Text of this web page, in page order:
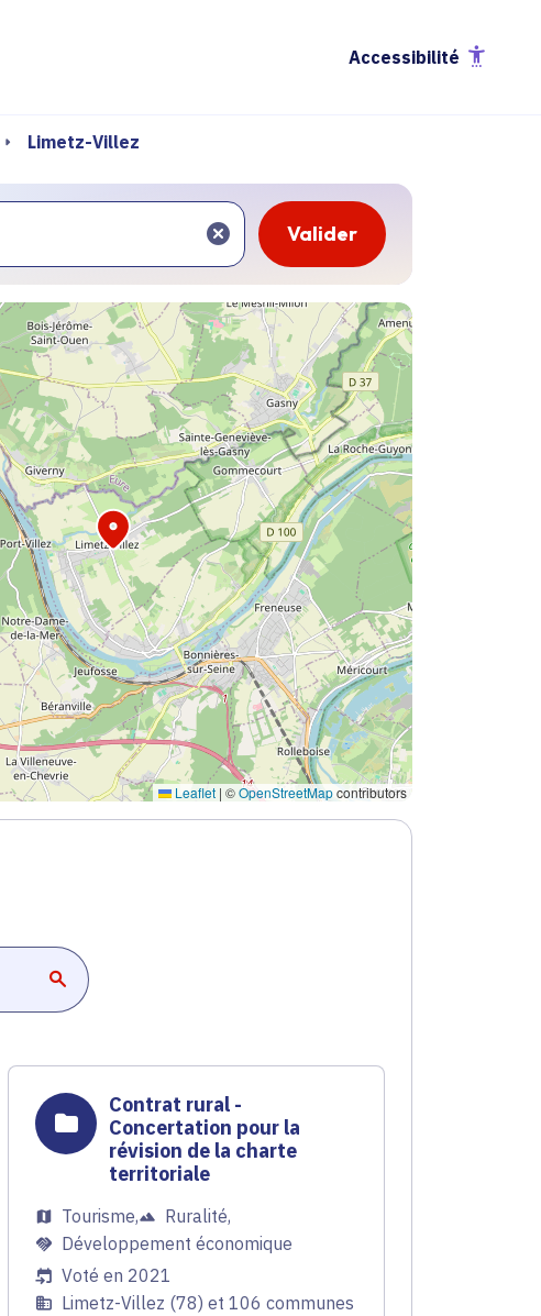
Accessibilité
Limetz-Villez
Leaflet | ©OpenStreetMapcontributors
Contrat rural -
Concertation pour la
révision de la charte
territoriale
Tourisme, Ruralité,
Développement économique
Voté en 2021
Limetz-Villez (78) et 106 communes